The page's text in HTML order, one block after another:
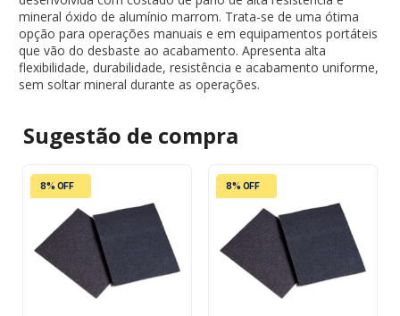
mineral óxido de alumínio marrom. Trata-se de uma ótima
opção para operações manuais e em equipamentos portáteis
que vão do desbaste ao acabamento. Apresenta alta
flexibilidade, durabilidade, resistência e acabamento uniforme,
sem soltar mineral durante as operações.
Sugestão de compra
8% OFF 8% OFF